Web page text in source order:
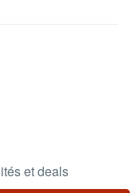
et deals